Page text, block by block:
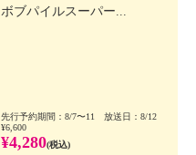
ボブパイルスーパー...
先行予約期間：8/7〜11 放送日：8/12
¥6,600
¥4,280(税込)